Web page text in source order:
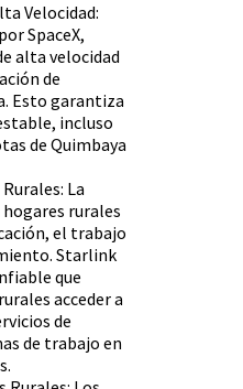
Velocidad:
SpaceX,
alta velocidad
de
Esto garantiza
incluso
de Quimbaya
La
rurales
el trabajo
Starlink
que
acceder a
de
de trabajo en